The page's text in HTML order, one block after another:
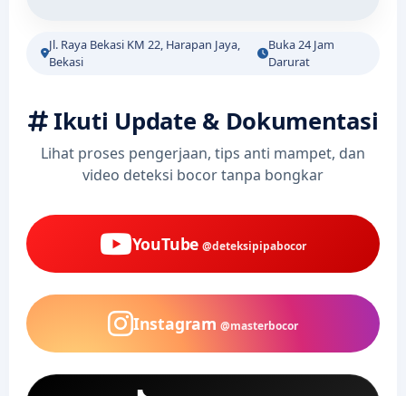
Jl. Raya Bekasi KM 22, Harapan Jaya,
Bekasi
Buka 24 Jam
Darurat
Ikuti Update & Dokumentasi
Lihat proses pengerjaan, tips anti mampet, dan
video deteksi bocor tanpa bongkar
YouTube @deteksipipabocor
Instagram @masterbocor